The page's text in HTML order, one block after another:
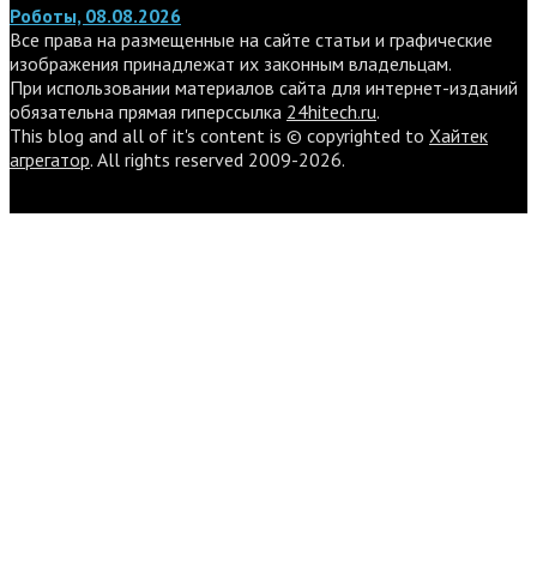
Роботы, 08.08.2026
Все права на размещенные на сайте статьи и графические
изображения принадлежат их законным владельцам.
При использовании материалов сайта для интернет-изданий
обязательна прямая гиперссылка 24hitech.ru.
This blog and all of it's content is © copyrighted to Хайтек
агрегатор. All rights reserved 2009-2026.